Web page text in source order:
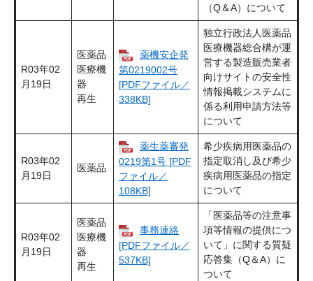
（Q＆A）について
R03年02
月19日
医薬品
医療機
器
再生
薬機安企発
第0219002号
[PDFファイル／
338KB]
独立行政法人医薬品
医療機器総合構が運
営する製造販売業者
向けサイトの安全性
情報掲載システムに
係る利用申請方法等
について
R03年02
月19日
医薬品
薬生薬審発
0219第1号 [PDF
ファイル／
108KB]
希少疾病用医薬品の
指定取消し及び希少
疾病用医薬品の指定
について
R03年02
月19日
医薬品
医療機
器
再生
事務連絡
[PDFファイル／
537KB]
「医薬品等の注意事
項等情報の提供につ
いて」に関する質疑
応答集（Q＆A）に
ついて